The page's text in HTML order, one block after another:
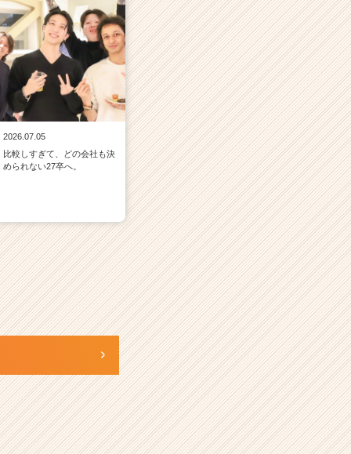
2026.07.05
比較しすぎて、どの会社も決
められない27卒へ。